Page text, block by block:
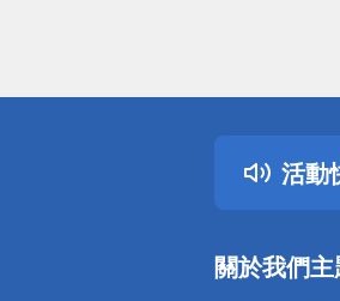
活動
關於我們